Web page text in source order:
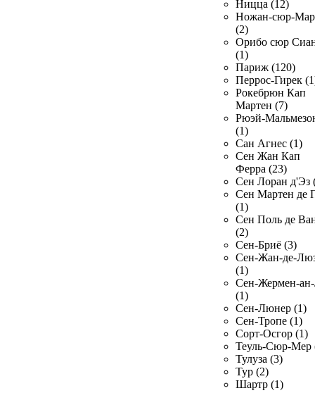
Ницца (12)
Ножан-сюр-
(2)
Орибо сюр
(1)
Париж (120)
Перрос-Гирек
Рокебрюн Кап
Мартен (7)
Рюэй-
(1)
Сан Агнес (1)
Сен Жан Кап
Ферра (23)
Сен Лоран д'Эз
Сен Мартен де
(1)
Сен Поль де
(2)
Сен-Бриё (3)
Сен-Жан-де-
(1)
Сен-Жермен-
(1)
Сен-Люнер (1)
Сен-Тропе (1)
Сорт-Осгор (1)
Теуль-Сюр-Мер
Тулуза (3)
Тур (2)
Шартр (1)